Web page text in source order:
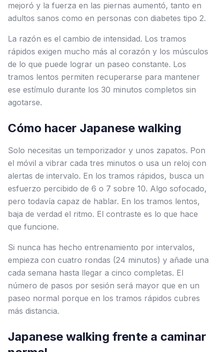
mejoró y la fuerza en las piernas aumentó, tanto en
adultos sanos como en personas con diabetes tipo 2.
La razón es el cambio de intensidad. Los tramos
rápidos exigen mucho más al corazón y los músculos
de lo que puede lograr un paseo constante. Los
tramos lentos permiten recuperarse para mantener
ese estímulo durante los 30 minutos completos sin
agotarse.
Cómo hacer Japanese walking
Solo necesitas un temporizador y unos zapatos. Pon
el móvil a vibrar cada tres minutos o usa un reloj con
alertas de intervalo. En los tramos rápidos, busca un
esfuerzo percibido de 6 o 7 sobre 10. Algo sofocado,
pero todavía capaz de hablar. En los tramos lentos,
baja de verdad el ritmo. El contraste es lo que hace
que funcione.
Si nunca has hecho entrenamiento por intervalos,
empieza con cuatro rondas (24 minutos) y añade una
cada semana hasta llegar a cinco completas. El
número de pasos por sesión será mayor que en un
paseo normal porque en los tramos rápidos cubres
más distancia.
Japanese walking frente a caminar